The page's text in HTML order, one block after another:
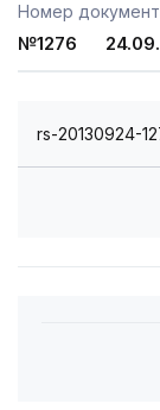
Номер
№1276
rs-20130924-